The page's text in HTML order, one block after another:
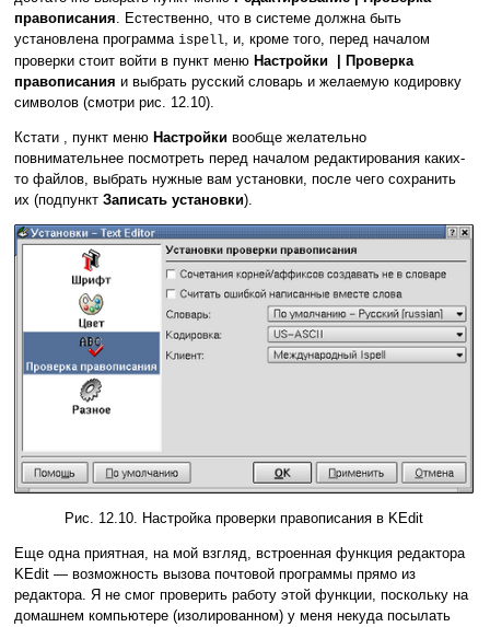
правописания. Естественно, что в системе должна быть
установлена программа ispell, и, кроме того, перед началом
проверки стоит войти в пункт меню Настройки | Проверка
правописания и выбрать русский словарь и желаемую кодировку
символов (смотри рис. 12.10).
Кстати , пункт меню Настройки вообще желательно
повнимательнее посмотреть перед началом редактирования каких-
то файлов, выбрать нужные вам установки, после чего сохранить
их (подпункт Записать установки).
Рис. 12.10. Настройка проверки правописания в KEdit
Еще одна приятная, на мой взгляд, встроенная функция редактора
KEdit — возможность вызова почтовой программы прямо из
редактора. Я не смог проверить работу этой функции, поскольку на
домашнем компьютере (изолированном) у меня некуда посылать